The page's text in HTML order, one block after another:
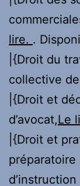
lire. .
|{Droit du
collective
|{Droit et
d’avocat,Le
|{Droit et
préparatoire